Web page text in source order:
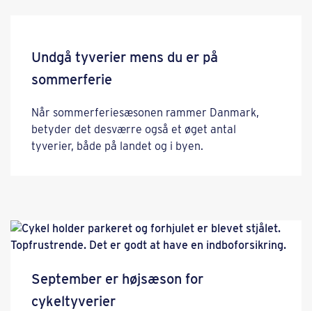
Undgå tyverier mens du er på
sommerferie
Når sommerferiesæsonen rammer Danmark,
betyder det desværre også et øget antal
tyverier, både på landet og i byen.
September er højsæson for
cykeltyverier